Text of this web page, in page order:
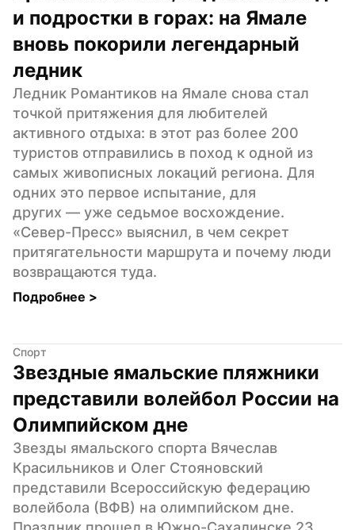
и подростки в горах: на Ямале
вновь покорили легендарный
ледник
Ледник Романтиков на Ямале снова стал
точкой притяжения для любителей
активного отдыха: в этот раз более 200
туристов отправились в поход к одной из
самых живописных локаций региона. Для
одних это первое испытание, для
других — уже седьмое восхождение.
«Север-Пресс» выяснил, в чем секрет
притягательности маршрута и почему люди
возвращаются туда.
Подробнее >
Спорт
Звездные ямальские пляжники
представили волейбол России на
Олимпийском дне
Звезды ямальского спорта Вячеслав
Красильников и Олег Стояновский
представили Всероссийскую федерацию
волейбола (ВФВ) на олимпийском дне.